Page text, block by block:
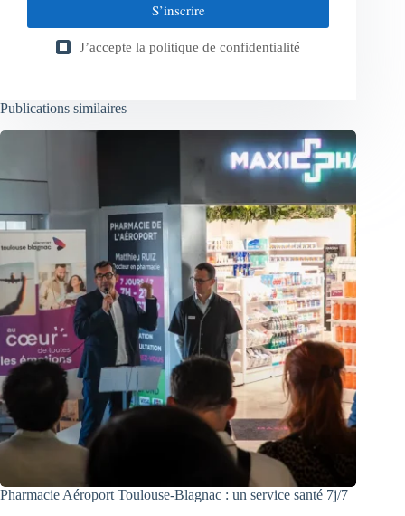
S’inscrire
J’accepte la politique de confidentialité
Publications similaires
Pharmacie Aéroport Toulouse-Blagnac : un service santé 7j/7